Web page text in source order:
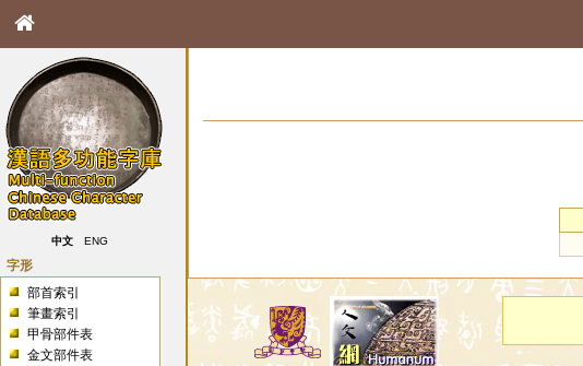
中文 ENG
字形
部首索引
筆畫索引
甲骨部件表
金文部件表